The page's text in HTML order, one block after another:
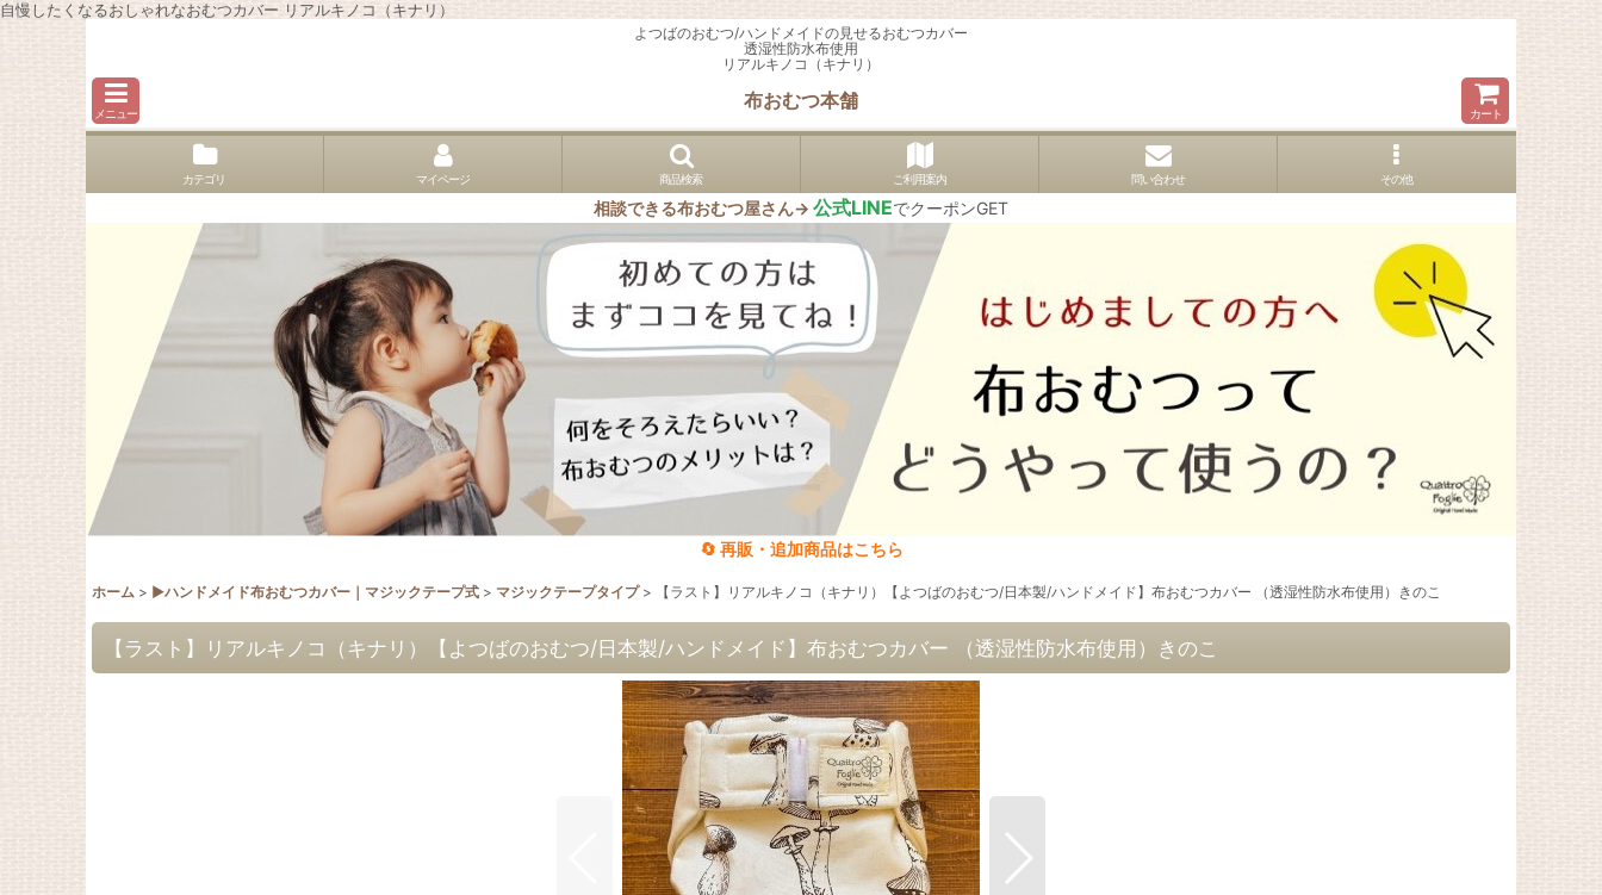
自慢したくなるおしゃれなおむつカバー リアルキノコ（キナリ）
よつばのおむつ/ハンドメイドの見せるおむつカバー
透湿性防水布使用
リアルキノコ（キナリ）
メニュー
布おむつ本舗
カート
カテゴリ マイページ 商品検索 ご利用案内 問い合わせ その他
相談できる布おむつ屋さん→ 公式LINEでクーポンGET
🔄 再販・追加商品はこちら
ホーム > ▶︎ハンドメイド布おむつカバー｜マジックテープ式 > マジックテープタイプ > 【ラスト】リアルキノコ（キナリ）【よつばのおむつ/日本製/ハンドメイド】布おむつカバー （透湿性防水布使用）きのこ
【ラスト】リアルキノコ（キナリ）【よつばのおむつ/日本製/ハンドメイド】布おむつカバー （透湿性防水布使用）きのこ